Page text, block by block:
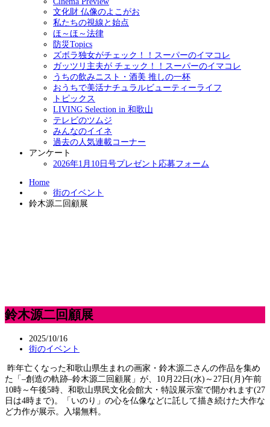
文化財 仏像のよこがお
私たちの視線と始点
ほ～ほ～法律
防災Topics
ズボラ独女がチェック！！スーパーのイマコレ
ガッツリ主夫が チェック！！スーパーのイマコレ
うちの飲みニスト・酒美 推しの一杯
おうちで美活ナチュラルビューティーライフ
トピックス
LIVING Selection in 和歌山
テレビのツムジ
みんなのイイネ
過去の人気連載コーナー
アンケート
2026年1月10日号プレゼント応募フォーム
Home
街のイベント
鈴木源二回顧展
鈴木源二回顧展
2025/10/16
街のイベント
昨年亡くなった和歌山県生まれの画家・鈴木源二さんの作品を集め
た「–創造の軌跡–鈴木源二回顧展」が、10月22日(水)～27日(月)午前
10時～午後5時、和歌山県民文化会館大・特設展示室で開かれます(27
日は4時まで)。「いのり」の心を仏像などに託して描き続けた大作な
ど力作が展示。入場無料。